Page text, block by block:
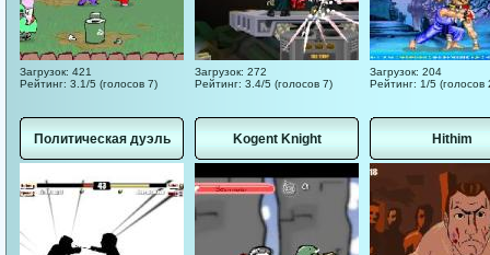
Загрузок: 421
Рейтинг: 3.1/5 (голосов 7)
Загрузок: 272
Рейтинг: 3.4/5 (голосов 7)
Загрузок: 204
Рейтинг: 1/5 (голосов
Политическая дуэль Kogent Knight Hithim